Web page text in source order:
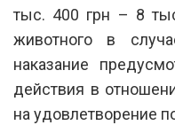
тыс. 400 грн – 8
животного в
наказание
действия в
на удовлетворение